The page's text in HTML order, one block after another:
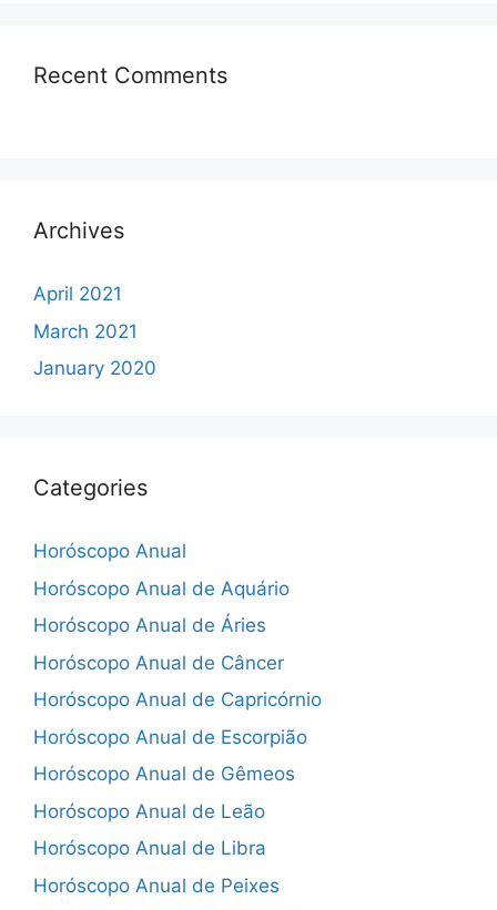
Recent Comments
Archives
April 2021
March 2021
January 2020
Categories
Horóscopo Anual
Horóscopo Anual de Aquário
Horóscopo Anual de Áries
Horóscopo Anual de Câncer
Horóscopo Anual de Capricórnio
Horóscopo Anual de Escorpião
Horóscopo Anual de Gêmeos
Horóscopo Anual de Leão
Horóscopo Anual de Libra
Horóscopo Anual de Peixes